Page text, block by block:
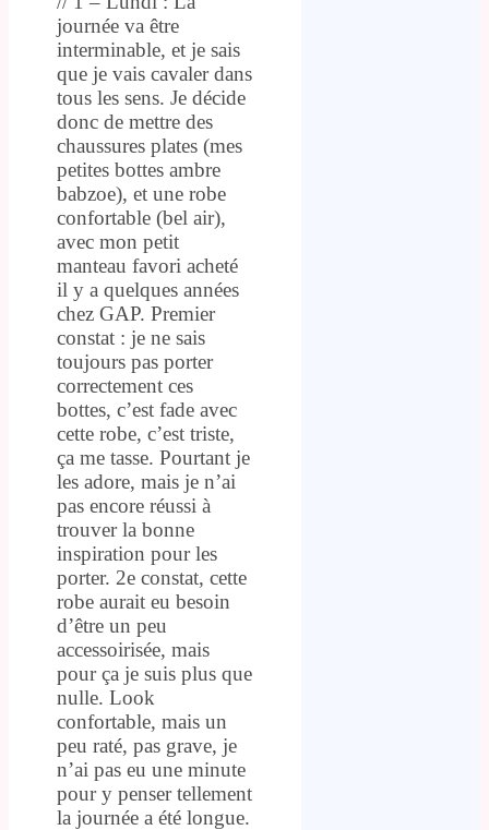
journée va être
interminable, et je sais
que je vais cavaler dans
tous les sens. Je décide
donc de mettre des
chaussures plates (mes
petites bottes ambre
babzoe), et une robe
confortable (bel air),
avec mon petit
manteau favori acheté
il y a quelques années
chez GAP. Premier
constat : je ne sais
toujours pas porter
correctement ces
bottes, c’est fade avec
cette robe, c’est triste,
ça me tasse. Pourtant je
les adore, mais je n’ai
pas encore réussi à
trouver la bonne
inspiration pour les
porter. 2e constat, cette
robe aurait eu besoin
d’être un peu
accessoirisée, mais
pour ça je suis plus que
nulle. Look
confortable, mais un
peu raté, pas grave, je
n’ai pas eu une minute
pour y penser tellement
la journée a été longue.